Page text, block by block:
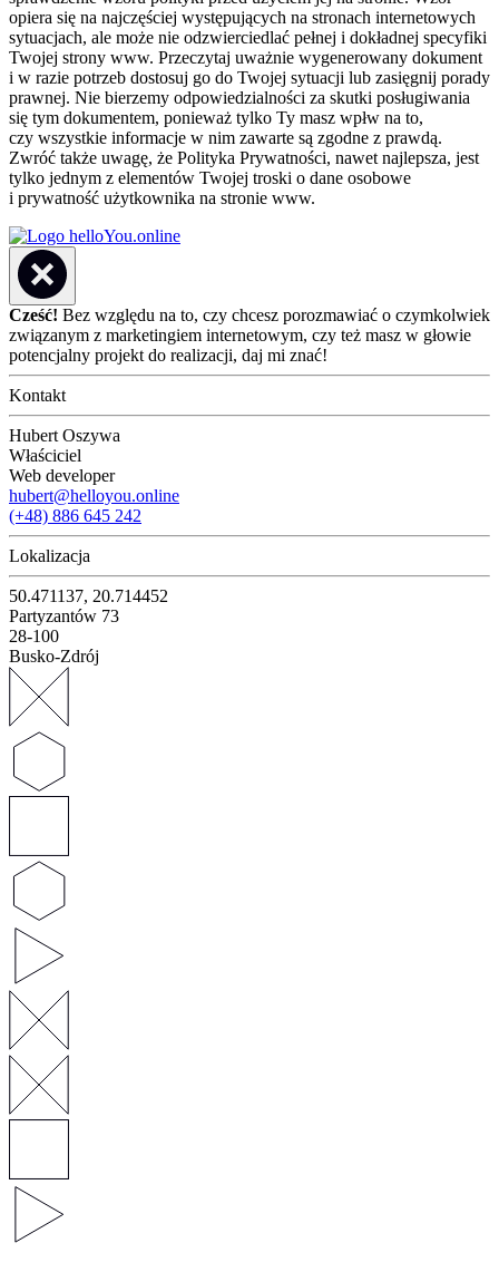
opiera się na najczęściej występujących na stronach internetowych
sytuacjach, ale może nie odzwierciedlać pełnej i dokładnej specyfiki
Twojej strony www. Przeczytaj uważnie wygenerowany dokument
i w razie potrzeb dostosuj go do Twojej sytuacji lub zasięgnij porady
prawnej. Nie bierzemy odpowiedzialności za skutki posługiwania
się tym dokumentem, ponieważ tylko Ty masz wpłw na to,
czy wszystkie informacje w nim zawarte są zgodne z prawdą.
Zwróć także uwagę, że Polityka Prywatności, nawet najlepsza, jest
tylko jednym z elementów Twojej troski o dane osobowe
i prywatność użytkownika na stronie www.
Cześć! Bez względu na to, czy chcesz porozmawiać o czymkolwiek
związanym z marketingiem internetowym, czy też masz w głowie
potencjalny projekt do realizacji, daj mi znać!
Kontakt
Hubert Oszywa
Właściciel
Web developer
hubert@helloyou.online
(+48) 886 645 242
Lokalizacja
50.471137, 20.714452
Partyzantów 73
28-100
Busko-Zdrój